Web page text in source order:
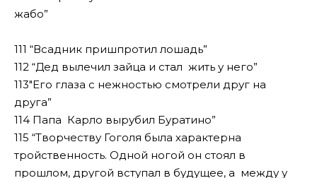
жабо”
111 “Всадник пришпротил лошадь”
112 “Дед вылечил зайца и стал жить у него”
113″Его глаза с нежностью смотрели друг на
друга”
114 Папа Карло вырубил Буратино”
115 “Творчеству Гоголя была характерна
тройственность. Одной ногой он стоял в
прошлом, другой вступал в будущее, а между у